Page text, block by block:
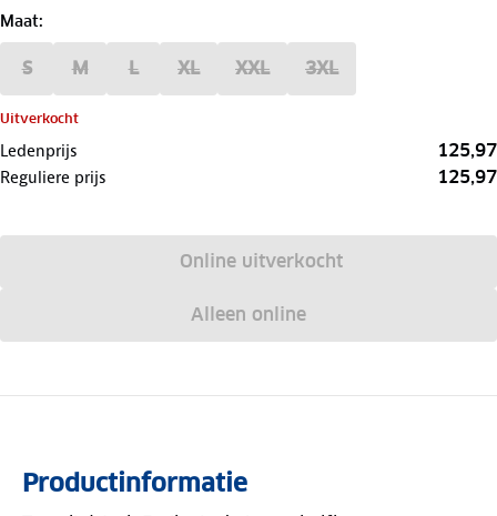
Maat:
S M L XL XXL 3XL
Uitverkocht
Ledenprijs 125,97
Reguliere prijs 125,97
Online uitverkocht
Alleen online
Productinformatie